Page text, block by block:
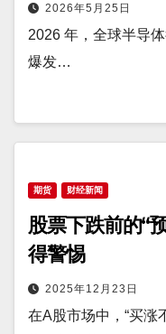
2026年5月25日
2026 年，全球半导
爆发…
期货 财经新闻
股票下跌前的“
得警惕
2025年12月23日
在A股市场中，“买涨